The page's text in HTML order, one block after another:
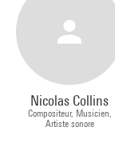
Nicolas Collins
Compositeur, Musicien,
Artiste sonore